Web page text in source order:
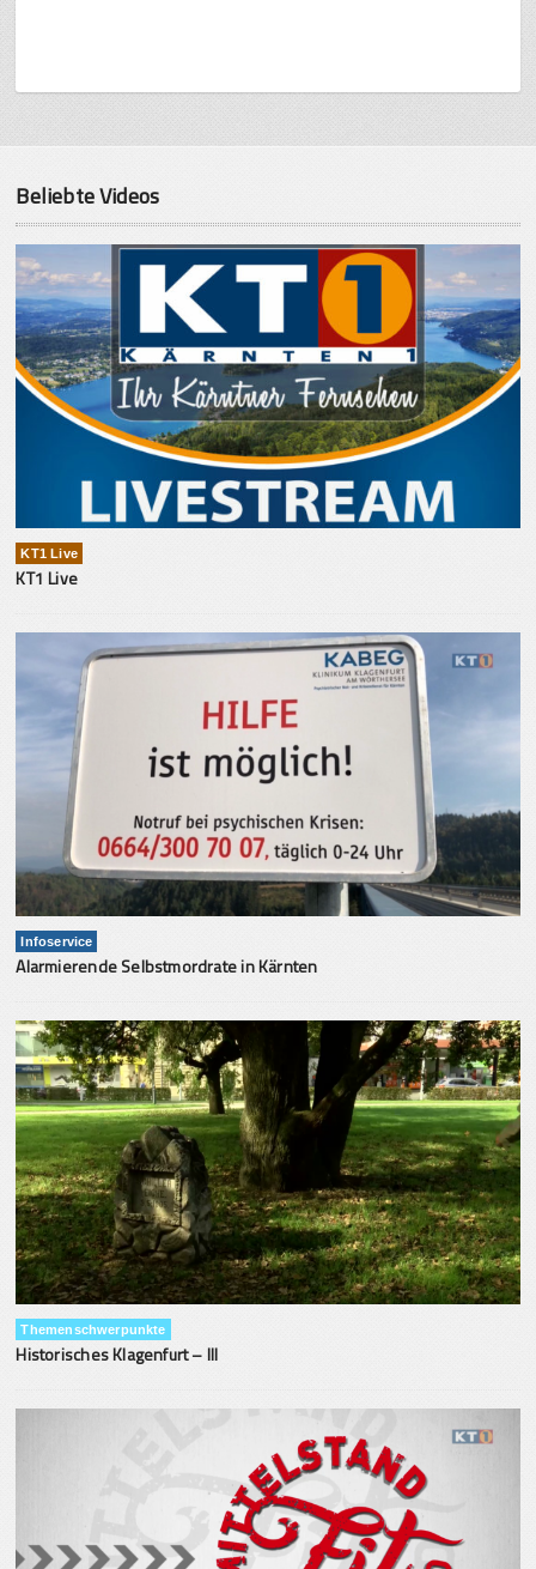
Beliebte Videos
KT1 Live
KT1 Live
Infoservice
Alarmierende Selbstmordrate in Kärnten
Themenschwerpunkte
Historisches Klagenfurt – III